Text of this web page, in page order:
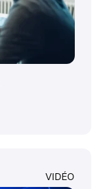
VIDÉO